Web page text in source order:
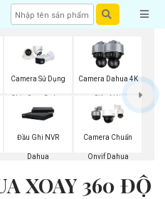
Camera Sử Dụng
Chip Sony Dahua
Camera Dahua 4K
Siêu Nét
Đầu Ghi NVR
Dahua
Camera Chuẩn
Onvif Dahua
XOAY 360 ĐỘ